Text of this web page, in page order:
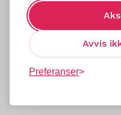
Avvis
Preferanser